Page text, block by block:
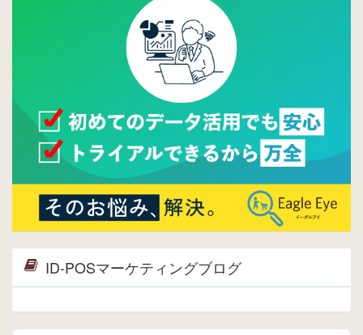
しました。⇒
ウレコンFacebook
Facebookページを開設しました。詳細は
ら。
ウレコンサイトリリースしました。
ID-POSマーケティングブログ